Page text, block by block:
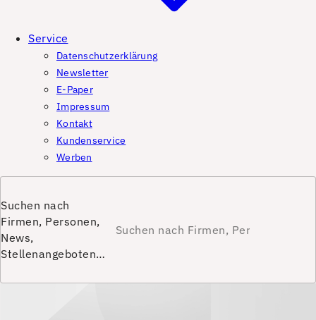
Service
Datenschutzerklärung
Newsletter
E-Paper
Impressum
Kontakt
Kundenservice
Werben
Suchen nach
Firmen, Personen,
News,
Stellenangeboten…